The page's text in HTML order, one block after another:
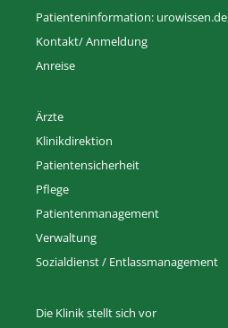
Patienteninformation: urowissen.de
Kontakt/ Anmeldung
Anreise
Ärzte
Klinikdirektion
Patientensicherheit
Pflege
Patientenmanagement
Verwaltung
Sozialdienst / Entlassmanagement
Die Klinik stellt sich vor